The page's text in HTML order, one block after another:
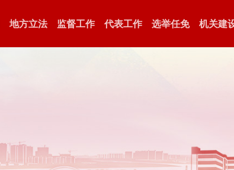
地方立法 监督工作 代表工作 选举任免 机关建